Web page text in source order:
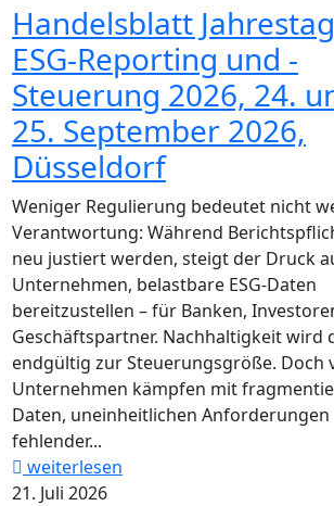
Handelsblatt
ESG-Reporting und -
Steuerung 2026, 24.
25. September 2026,
Düsseldorf
Weniger Regulierung bedeutet nicht
Verantwortung: Während
neu justiert werden, steigt der Druck
Unternehmen, belastbare ESG-Daten
bereitzustellen – für Banken,
Geschäftspartner. Nachhaltigkeit wird
endgültig zur Steuerungsgröße. Doch
Unternehmen kämpfen mit
Daten, uneinheitlichen Anforderungen
fehlender...
weiterlesen
21. Juli 2026